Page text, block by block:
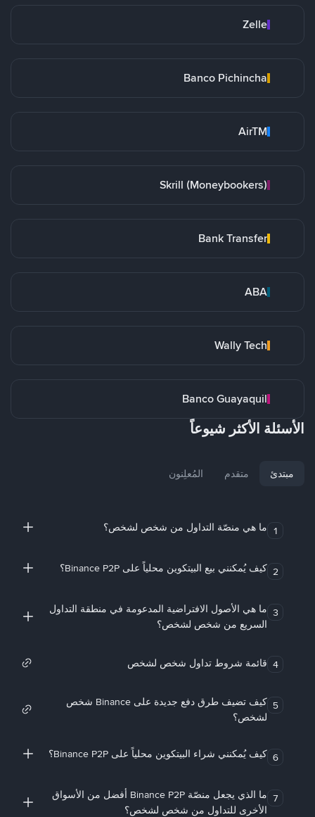
Zelle
Banco Pichincha
AirTM
Skrill (Moneybookers)
Bank Transfer
ABA
Wally Tech
Banco Guayaquil
الأسئلة الأكثر شيوعاً
مبتدئ متقدم المُعلِنون
1 ما هي منصّة التداول من شخص لشخص؟
2 كيف يُمكنني بيع البيتكوين محلياً على Binance P2P؟
3 ما هي الأصول الافتراضية المدعومة في منطقة التداول
السريع من شخص لشخص؟
4 قائمة شروط تداول شخص لشخص
5
كيف تضيف طرق دفع جديدة على Binance شخص
لشخص؟
6 كيف يُمكنني شراء البيتكوين محلياً على Binance P2P؟
7
ما الذي يجعل منصّة Binance P2P أفضل من الأسواق
الأخرى للتداول من شخص لشخص؟